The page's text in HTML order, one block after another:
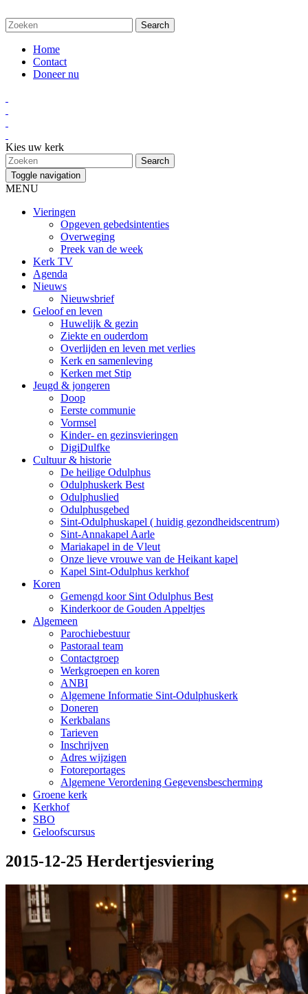
Home
Contact
Doneer nu
Kies uw kerk
Toggle navigation
MENU
Vieringen
Opgeven gebedsintenties
Overweging
Preek van de week
Kerk TV
Agenda
Nieuws
Nieuwsbrief
Geloof en leven
Huwelijk & gezin
Ziekte en ouderdom
Overlijden en leven met verlies
Kerk en samenleving
Kerken met Stip
Jeugd & jongeren
Doop
Eerste communie
Vormsel
Kinder- en gezinsvieringen
DigiDulfke
Cultuur & historie
De heilige Odulphus
Odulphuskerk Best
Odulphuslied
Odulphusgebed
Sint-Odulphuskapel ( huidig gezondheidscentrum)
Sint-Annakapel Aarle
Mariakapel in de Vleut
Onze lieve vrouwe van de Heikant kapel
Kapel Sint-Odulphus kerkhof
Koren
Gemengd koor Sint Odulphus Best
Kinderkoor de Gouden Appeltjes
Algemeen
Parochiebestuur
Pastoraal team
Contactgroep
Werkgroepen en koren
ANBI
Algemene Informatie Sint-Odulphuskerk
Doneren
Kerkbalans
Tarieven
Inschrijven
Adres wijzigen
Fotoreportages
Algemene Verordening Gegevensbescherming
Groene kerk
Kerkhof
SBO
Geloofscursus
2015-12-25 Herdertjesviering